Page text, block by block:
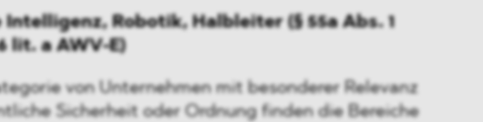
Robotik, Halbleiter (§ 55a Abs. 1
lit. a AWV-E)
von Unternehmen mit besonderer Relevanz
Sicherheit oder Ordnung finden die Bereiche